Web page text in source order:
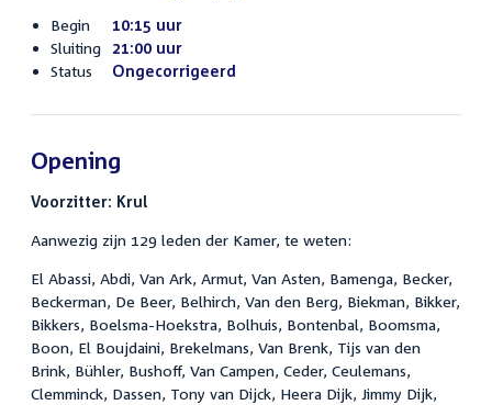
Begin
10:15 uur
Sluiting
21:00 uur
Status
Ongecorrigeerd
Opening
Voorzitter: Krul
Aanwezig zijn 129 leden der Kamer, te weten:
El Abassi, Abdi, Van Ark, Armut, Van Asten, Bamenga, Becker,
Beckerman, De Beer, Belhirch, Van den Berg, Biekman, Bikker,
Bikkers, Boelsma-Hoekstra, Bolhuis, Bontenbal, Boomsma,
Boon, El Boujdaini, Brekelmans, Van Brenk, Tijs van den
Brink, Bühler, Bushoff, Van Campen, Ceder, Ceulemans,
Clemminck, Dassen, Tony van Dijck, Heera Dijk, Jimmy Dijk,